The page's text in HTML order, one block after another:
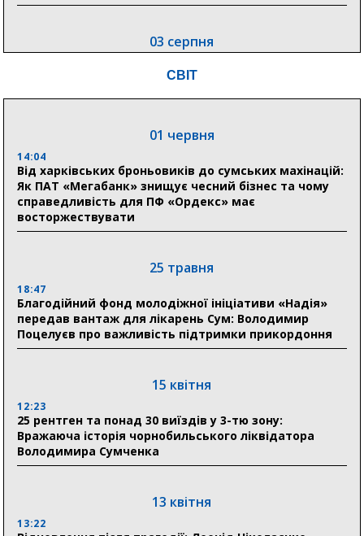
03 серпня
Романько розширює програму відпочинку дітей із
Ніколаєнко: у Сумах погодили 115 компенсацій на
відновлення житла майже на 6,6 млн грн
Сумщини пояснив, як отримати допомогу на зиму
17:52
«Укрексімбанк» припиняє виплату пенсій: у
Пенсійному фонді Сумщини пояснили, що робити
людям
відзнаки «Почесного громадянина міста Суми»
30 липня
Сумська клінічна лікарня Святого Пантелеймона
СВІТ
01 червня
14:04
Від харківських броньовиків до сумських махінацій:
Як ПАТ «Мегабанк» знищує чесний бізнес та чому
справедливість для ПФ «Ордекс» має
восторжествувати
25 травня
18:47
Благодійний фонд молодіжної ініціативи «Надія»
передав вантаж для лікарень Сум: Володимир
Поцелуєв про важливість підтримки прикордоння
15 квітня
12:23
25 рентген та понад 30 виїздів у 3-тю зону:
Вражаюча історія чорнобильського ліквідатора
Володимира Сумченка
13 квітня
13:22